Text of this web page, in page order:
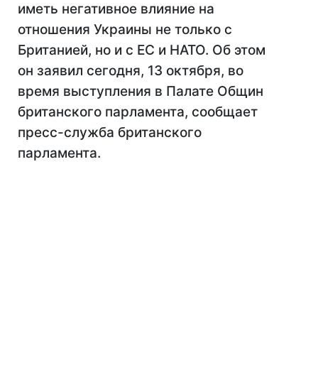
иметь негативное влияние на
отношения Украины не только с
Британией, но и с ЕС и НАТО. Об этом
он заявил сегодня, 13 октября, во
время выступления в Палате Общин
британского парламента, сообщает
пресс-служба британского
парламента.